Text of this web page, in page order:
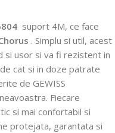
suport 4M, ce face
. Simplu si util, acest
si usor si va fi rezistent in
cat si in doze patrate
de GEWISS
Fiecare
si mai confortabil si
protejata, garantata si